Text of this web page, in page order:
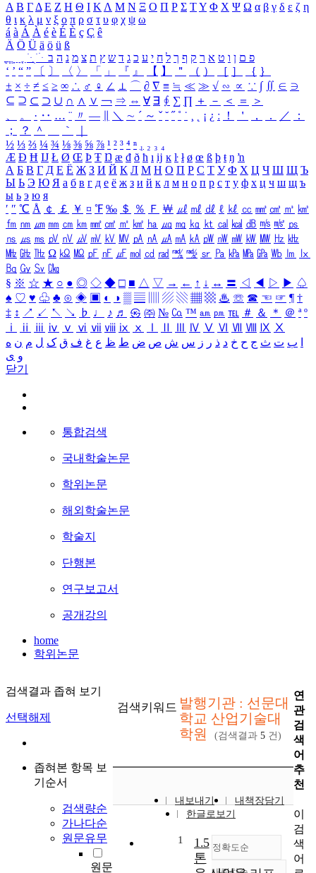
Α Β ΓΔ Ε Ζ Η Θ Ι ΚΛ Μ Ν Ξ Ο Π Ρ Σ ΤΥ Φ Χ Ψ Ω α β γ δ ε ζ η
θ ι κ λ μ ν ξ ο π ρ σ τ υ φ χ ψ ω
á à Á À é è É È ç Ç ê
Ä Ö Ü ä ö ü ß
ִֶֹ ֻּ ׁׂ פ ם ן ו ט א ר ק ף ך ל ח י ע כ ג ד ש ץ ת צ מ נ ה ב
‘ ’ “ ” 〔 〕 〈 〉 「 」 『 』 【 】 ＂ （ ） ［ ］ ｛ ｝
± × ÷ ≠ ≤ ≥ ∞ ∴ ♂ ♀ ∠ ⊥ ⌒ ∂ ∇ ≡ ≒ ≪ ≫ √ ∽ ∝ ∵ ∫ ∬ ∈ ∋
⊆ ⊇ ⊂ ⊃ ∪ ∩ ∧ ∨ ￢ ⇒ ⇔ ∀ ∃ ∮ ∑ ∏ ＋ － ＜ ＝
＞
、
。 · ‥ … ¨ 〃 ― ＼ ∼ ´ ～ ˇ ˘ ˝ ˚ ˙ ¸ ¡ ¿ ː ！ ＇ ， ． ／
：
；
？ ＾ ｀
½ ⅓ ⅔ ¼ ¾ ⅛ ⅜ ⅝ ⅞ ¹ ² ³ ⁴ ⁿ ₁ ₂ ₃ ₄
Æ Ð Ħ Ĳ Ł Ø Œ Þ Ŧ Ŋ æ đ ð ħ ı ĳ ĸ ŀ ł ø œ ß þ ŧ ŋ ŉ
А Б В Г Д Е Ё Ж З И Й К Л М Н О П Р С Т У Ф Х Ц Ч Ш Щ Ъ
Ы Ь Э Ю Я а б в г д е ё ж з и й к л м н о п р с т у ф х ц ч ш щ ъ
ы ь э ю я
′ ″ ℃ Å ￠ ￡ ￥ ¤ ℉ ‰ ＄ ％ Ｆ ￦ ㎕ ㎖ ㎗ ℓ ㎘ ㏄ ㎣ ㎤ ㎥ ㎦
㎙ ㎚ ㎛ ㎜ ㎝ ㎞ ㎟ ㎠ ㎡ ㎢ ㏊ ㎍ ㎎ ㎏ ㏏ ㎈ ㎉ ㏈ ㎧ ㎨ ㎰
㎱ ㎲ ㎳ ㎴ ㎵ ㎶ ㎷ ㎸ ㎹ ㎀ ㎁ ㎂ ㎃ ㎄ ㎺ ㎻ ㎽ ㎾ ㎿ ㎐ ㎑
㎒ ㎓ ㎔ Ω ㏀ ㏁ ㎊ ㎋ ㎌ ㏖ ㏅ ㎭ ㎮ ㎯ ㏛ ㎩ ㎪ ㎫ ㎬ ㏝ ㏐
㏓
㏃ ㏉ ㏜ ㏆
§ ※ ☆ ★ ○ ● ◎ ◇ ◆ □ ■ △ ▽ → ← ↑ ↓ ↔ 〓 ◁ ◀ ▷ ▶ ♤
♠ ♡ ♥ ♧ ♣ ⊙ ◈ ▣ ◐ ◑ ▒ ▤ ▨ ▧ ▦ ▩ ♨ ☏ ☎ ☜ ☞ ¶ †
‡ ↕ ↗ ↙ ↖ ↘ ♭ ♩ ♪ ♬ ㉿ ㈜ № ㏇ ™ ㏂ ㏘ ℡ ＃ ＆ ＊ ＠ ª º
ⅰ
ⅱ ⅲ ⅳ ⅴ ⅵ ⅶ ⅷ ⅸ ⅹ Ⅳ Ⅴ Ⅵ Ⅶ Ⅷ Ⅸ Ⅹ
ب ت ث ج ح خ د ذ ر ز س ش ص ض ط ظ ع غ ف ق ک ل م ن ه
و ی
닫기
통합검색
국내학술논문
학위논문
해외학술논문
학술지
단행본
연구보고서
공개강의
home
학위논문
검색결과 좁혀 보기
선택해제
좁혀본 항목 보
기순서
검색량순
가나다순
원문유무
원문
검색키워드 발행기관 : 선문대
학교 산업기술대
학원
(검색결과 5 건)
내보내기
내책장담기
한글로보기
정확도순
1
1.5
톤
연
관
검
색
어
추
천
이
검
색
어